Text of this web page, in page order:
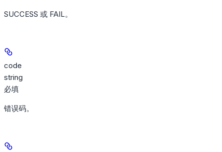
SUCCESS 或 FAIL。
code
string
必填
错误码。